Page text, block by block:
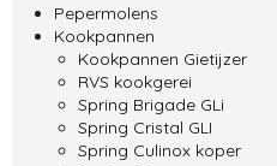
Pepermolens
Kookpannen
Kookpannen Gietijzer
RVS kookgerei
Spring Brigade GLi
Spring Cristal GLI
Spring Culinox koper